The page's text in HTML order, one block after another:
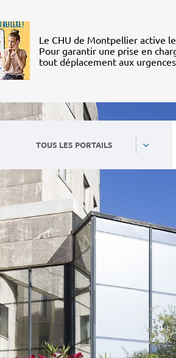
Le CHU de Montpellier active
Pour garantir une prise en
tout déplacement aux
TOUS LES PORTAILS